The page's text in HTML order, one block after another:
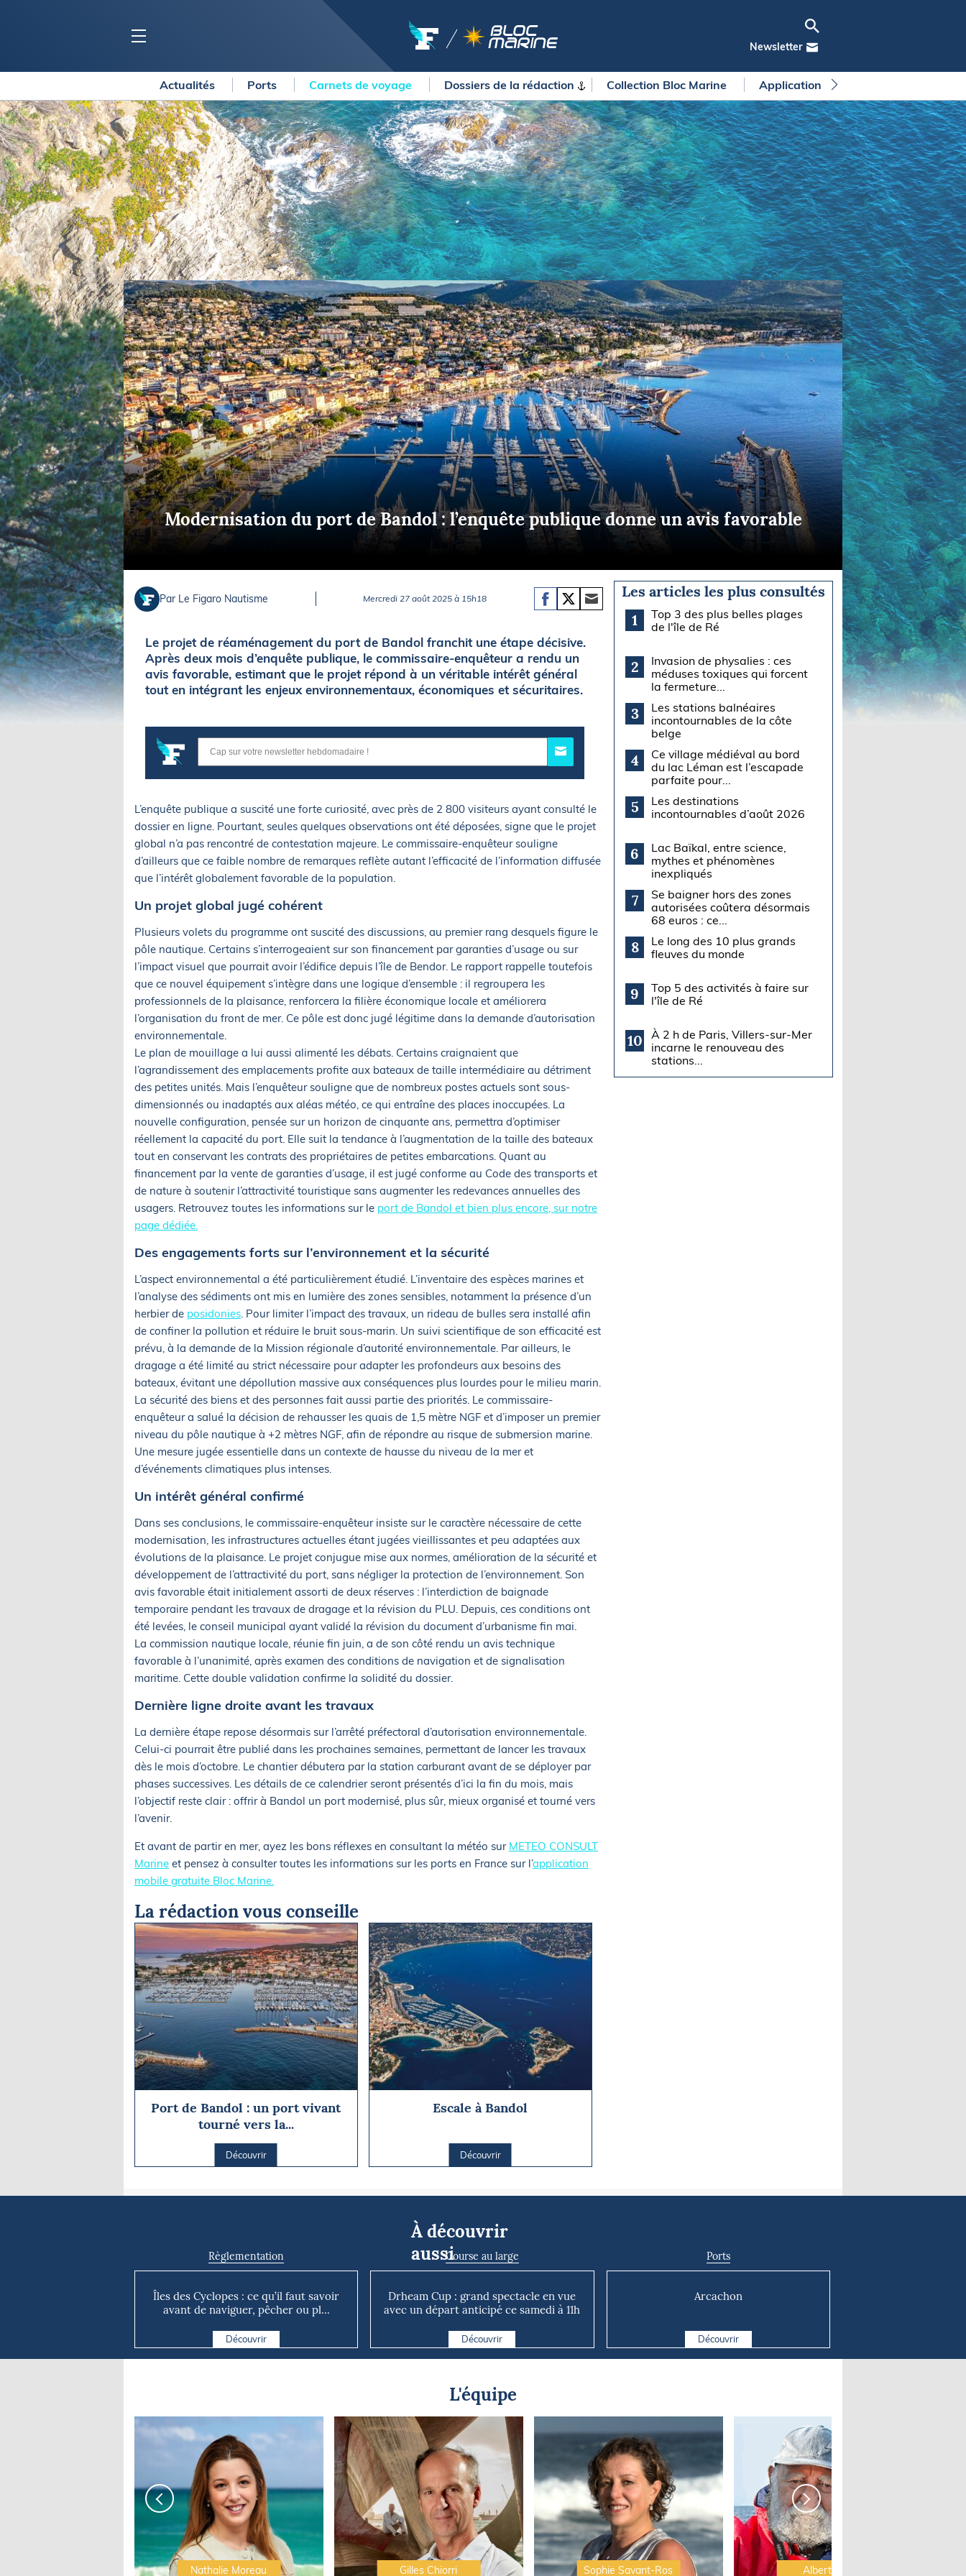
Newsletter
BLOC MARINE
Ports
Carnets de voyage
Dossiers de la rédaction
Collection Bloc Marine
Application Bloc Marine
Règlementation
BATEAUX
Voiliers
Bateaux à moteur
Equipements
Salons
Economie
Yachting
COURSES
Courses au large
Régates
La Solitaire du Figaro Paprec
Transat Paprec
Vendée Globe
Arkea Ultim Challenge
Route du Rhum - Destination
Guadeloupe
Transat Café l'Or
America's Cup
LOISIRS
Pêche en mer
Plongée
Glisse
MÉTÉO MARINE
LIFESTYLE
Shopping
Culture nautique
Gastronomie
Blogs
SERVICES
Nos magazines
La newsletter
METEO CONSULT Marine
Briefings
FLASH INFO
Actualités Ports Carnets de voyage Dossiers de la rédaction Collection Bloc Marine Application Bloc Marine
Modernisation du port de Bandol : l’enquête publique donne un avis favorable
Par Le Figaro Nautisme Mercredi 27 août 2025 à 15h18
Le projet de réaménagement du port de Bandol franchit une étape décisive.
Après deux mois d’enquête publique, le commissaire-enquêteur a rendu un
avis favorable, estimant que le projet répond à un véritable intérêt général
tout en intégrant les enjeux environnementaux, économiques et sécuritaires.
L’enquête publique a suscité une forte curiosité, avec près de 2 800 visiteurs ayant consulté le
dossier en ligne. Pourtant, seules quelques observations ont été déposées, signe que le projet
global n’a pas rencontré de contestation majeure. Le commissaire-enquêteur souligne
d’ailleurs que ce faible nombre de remarques reflète autant l’efficacité de l’information diffusée
que l’intérêt globalement favorable de la population.
Un projet global jugé cohérent
Plusieurs volets du programme ont suscité des discussions, au premier rang desquels figure le
pôle nautique. Certains s’interrogeaient sur son financement par garanties d’usage ou sur
l’impact visuel que pourrait avoir l’édifice depuis l’île de Bendor. Le rapport rappelle toutefois
que ce nouvel équipement s’intègre dans une logique d’ensemble : il regroupera les
professionnels de la plaisance, renforcera la filière économique locale et améliorera
l’organisation du front de mer. Ce pôle est donc jugé légitime dans la demande d’autorisation
environnementale.
Le plan de mouillage a lui aussi alimenté les débats. Certains craignaient que
l’agrandissement des emplacements profite aux bateaux de taille intermédiaire au détriment
des petites unités. Mais l’enquêteur souligne que de nombreux postes actuels sont sous-
dimensionnés ou inadaptés aux aléas météo, ce qui entraîne des places inoccupées. La
nouvelle configuration, pensée sur un horizon de cinquante ans, permettra d’optimiser
réellement la capacité du port. Elle suit la tendance à l’augmentation de la taille des bateaux
tout en conservant les contrats des propriétaires de petites embarcations. Quant au
financement par la vente de garanties d’usage, il est jugé conforme au Code des transports et
de nature à soutenir l’attractivité touristique sans augmenter les redevances annuelles des
usagers. Retrouvez toutes les informations sur le port de Bandol et bien plus encore, sur notre
page dédiée.
Des engagements forts sur l’environnement et la sécurité
L’aspect environnemental a été particulièrement étudié. L’inventaire des espèces marines et
l’analyse des sédiments ont mis en lumière des zones sensibles, notamment la présence d’un
herbier de posidonies. Pour limiter l’impact des travaux, un rideau de bulles sera installé afin
de confiner la pollution et réduire le bruit sous-marin. Un suivi scientifique de son efficacité est
prévu, à la demande de la Mission régionale d’autorité environnementale. Par ailleurs, le
dragage a été limité au strict nécessaire pour adapter les profondeurs aux besoins des
bateaux, évitant une dépollution massive aux conséquences plus lourdes pour le milieu marin.
La sécurité des biens et des personnes fait aussi partie des priorités. Le commissaire-
enquêteur a salué la décision de rehausser les quais de 1,5 mètre NGF et d’imposer un premier
niveau du pôle nautique à +2 mètres NGF, afin de répondre au risque de submersion marine.
Une mesure jugée essentielle dans un contexte de hausse du niveau de la mer et
d’événements climatiques plus intenses.
Un intérêt général confirmé
Dans ses conclusions, le commissaire-enquêteur insiste sur le caractère nécessaire de cette
modernisation, les infrastructures actuelles étant jugées vieillissantes et peu adaptées aux
évolutions de la plaisance. Le projet conjugue mise aux normes, amélioration de la sécurité et
développement de l’attractivité du port, sans négliger la protection de l’environnement. Son
avis favorable était initialement assorti de deux réserves : l’interdiction de baignade
temporaire pendant les travaux de dragage et la révision du PLU. Depuis, ces conditions ont
été levées, le conseil municipal ayant validé la révision du document d’urbanisme fin mai.
La commission nautique locale, réunie fin juin, a de son côté rendu un avis technique
favorable à l’unanimité, après examen des conditions de navigation et de signalisation
maritime. Cette double validation confirme la solidité du dossier.
Dernière ligne droite avant les travaux
La dernière étape repose désormais sur l’arrêté préfectoral d’autorisation environnementale.
Celui-ci pourrait être publié dans les prochaines semaines, permettant de lancer les travaux
dès le mois d’octobre. Le chantier débutera par la station carburant avant de se déployer par
phases successives. Les détails de ce calendrier seront présentés d’ici la fin du mois, mais
l’objectif reste clair : offrir à Bandol un port modernisé, plus sûr, mieux organisé et tourné vers
l’avenir.
Et avant de partir en mer, ayez les bons réflexes en consultant la météo sur METEO CONSULT
Marine et pensez à consulter toutes les informations sur les ports en France sur l’application
mobile gratuite Bloc Marine.
La rédaction vous conseille
Port de Bandol : un port vivant
tourné vers la...
Découvrir
Escale à Bandol
Découvrir
Les articles les plus consultés
1
Top 3 des plus belles plages
de l'île de Ré
2
Invasion de physalies : ces
méduses toxiques qui forcent
la fermeture...
3
Les stations balnéaires
incontournables de la côte
belge
4
Ce village médiéval au bord
du lac Léman est l’escapade
parfaite pour...
5
Les destinations
incontournables d’août 2026
6
Lac Baïkal, entre science,
mythes et phénomènes
inexpliqués
7
Se baigner hors des zones
autorisées coûtera désormais
68 euros : ce...
8
Le long des 10 plus grands
fleuves du monde
9
Top 5 des activités à faire sur
l'île de Ré
10
À 2 h de Paris, Villers-sur-Mer
incarne le renouveau des
stations...
À découvrir
aussi
Règlementation
Îles des Cyclopes : ce qu’il faut savoir
avant de naviguer, pêcher ou pl...
Découvrir
Course au large
Drheam Cup : grand spectacle en vue
avec un départ anticipé ce samedi à 11h
Découvrir
Ports
Arcachon
Découvrir
L'équipe
Nathalie Moreau Gilles Chiorri Sophie Savant-Ros Albert Brel